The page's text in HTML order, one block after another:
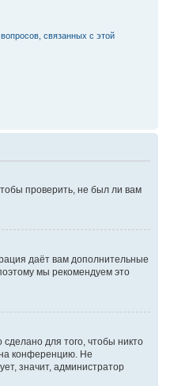
связанных с этой
проверить, не был ли вам
даёт вам дополнительные
мы рекомендуем это
для того, чтобы никто
на конференцию. Не
значит, администратор